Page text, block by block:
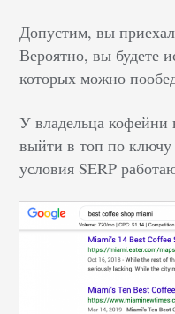
Допустим, вы
Вероятно, вы будете
которых можно
У владельца
выйти в топ по
условия SERP